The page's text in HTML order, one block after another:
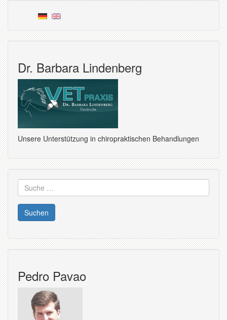
Dr. Barbara Lindenberg
Unsere Unterstützung in chiropraktischen Behandlungen
Suche
nach:
Pedro Pavao